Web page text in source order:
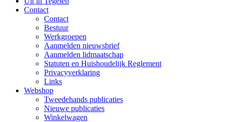
Contact
Contact
Bestuur
Werkgroepen
Aanmelden nieuwsbrief
Aanmelden lidmaatschap
Statuten en Huishoudelijk Reglement
Privacyverklaring
Links
Webshop
Tweedehands publicaties
Nieuwe publicaties
Winkelwagen